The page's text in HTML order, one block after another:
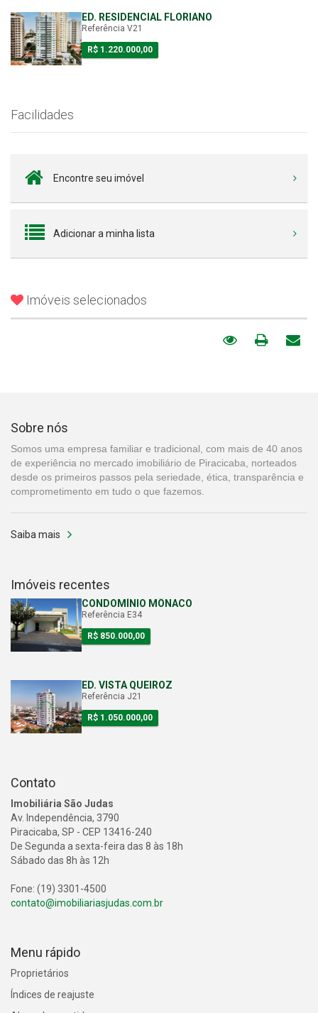
ED. RESIDENCIAL FLORIANO
Referência V21
R$ 1.220.000,00
Facilidades
Encontre seu imóvel
Adicionar a minha lista
Imóveis selecionados
Sobre nós
Somos uma empresa familiar e tradicional, com mais de 40 anos
de experiência no mercado imobiliário de Piracicaba, norteados
desde os primeiros passos pela seriedade, ética, transparência e
comprometimento em tudo o que fazemos.
Saiba mais
Imóveis recentes
CONDOMÍNIO MÔNACO
Referência E34
R$ 850.000,00
ED. VISTA QUEIROZ
Referência J21
R$ 1.050.000,00
Contato
Imobiliária São Judas
Av. Independência, 3790
Piracicaba, SP - CEP 13416-240
De Segunda a sexta-feira das 8 às 18h
Sábado das 8h às 12h
Fone: (19) 3301-4500
contato@imobiliariasjudas.com.br
Menu rápido
Proprietários
Índices de reajuste